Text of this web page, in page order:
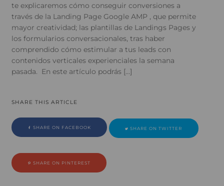
te explicaremos cómo conseguir conversiones a
través de la Landing Page Google AMP , que permite
mayor creatividad; las plantillas de Landings Pages y
los formularios conversacionales, tras haber
comprendido cómo estimular a tus leads con
contenidos verticales experienciales la semana
pasada. En este artículo podrás […]
SHARE THIS ARTICLE
SHARE ON FACEBOOK SHARE ON TWITTER
SHARE ON PINTEREST